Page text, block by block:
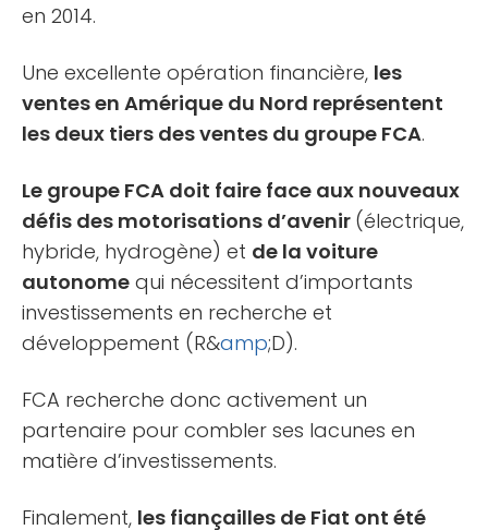
en 2014.
Une excellente opération financière, les
ventes en Amérique du Nord représentent
les deux tiers des ventes du groupe FCA.
Le groupe FCA doit faire face aux nouveaux
défis des motorisations d’avenir (électrique,
hybride, hydrogène) et de la voiture
autonome qui nécessitent d’importants
investissements en recherche et
développement (R&amp;D).
FCA recherche donc activement un
partenaire pour combler ses lacunes en
matière d’investissements.
Finalement, les fiançailles de Fiat ont été